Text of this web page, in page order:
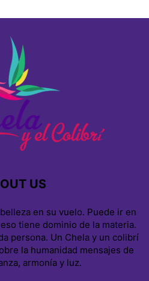
US
en su vuelo. Puede ir en
tiene dominio de la materia.
persona. Un Chela y un colibrí
la humanidad mensajes de
armonía y luz.